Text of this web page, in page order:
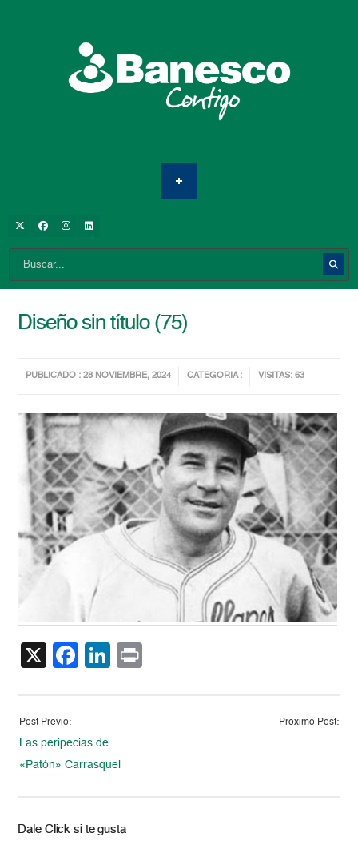
Diseño sin título (75)
PUBLICADO : 28 NOVIEMBRE, 2024 CATEGORIA : VISITAS: 63
X Facebook
LinkedIn
Post Previo:
Las peripecias de
«Patón» Carrasquel
Proximo Post:
Dale Click si te gusta